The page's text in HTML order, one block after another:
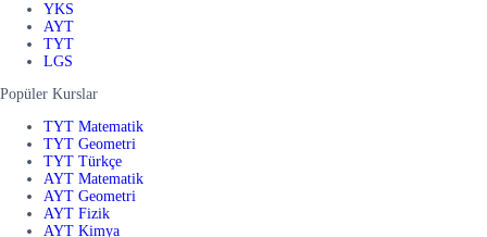
YKS
AYT
TYT
LGS
Popüler Kurslar
TYT Matematik
TYT Geometri
TYT Türkçe
AYT Matematik
AYT Geometri
AYT Fizik
AYT Kimya